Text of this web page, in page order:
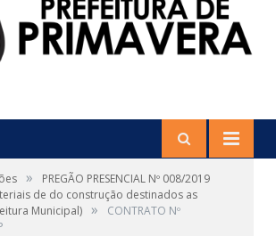
»
PREGÃO PRESENCIAL Nº 008/2019
de do construção destinados as
Municipal) »
CONTRATO Nº